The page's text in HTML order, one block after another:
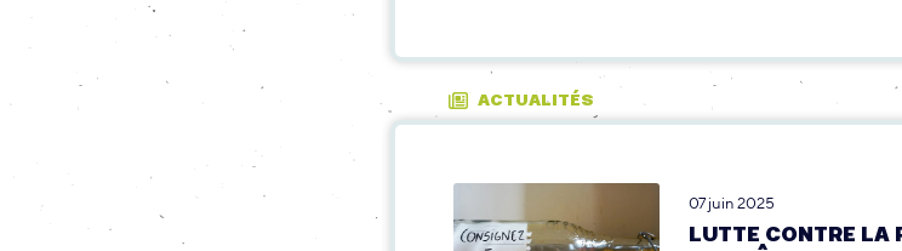
ACTUALITÉS
07 juin 2025
LUTTE CONTRE LA